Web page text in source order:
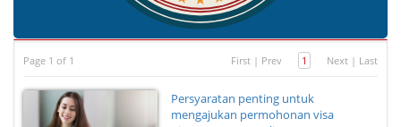
Page 1 of 1 First | Prev 1 Next | Last
Persyaratan penting untuk
mengajukan permohonan visa